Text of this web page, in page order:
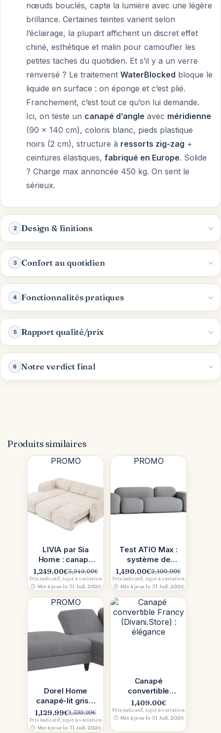
nœuds bouclés, capte la lumière avec une légère
brillance. Certaines teintes varient selon
l’éclairage, la plupart affichent un discret effet
chiné, esthétique et malin pour camoufler les
petites taches du quotidien. Et s’il y a un verre
renversé ? Le traitement WaterBlocked bloque le
liquide en surface : on éponge et c’est plié.
Franchement, c’est tout ce qu’on lui demande.
Ici, on teste un canapé d’angle avec méridienne
(90 x 140 cm), coloris blanc, pieds plastique
noirs (2 cm), structure à ressorts zig-zag +
ceintures élastiques, fabriqué en Europe. Solide
? Charge max annoncée 450 kg. On sent le
sérieux.
2 Design & finitions
3 Confort au quotidien
4 Fonctionnalités pratiques
5 Rapport qualité/prix
6 Notre verdict final
Produits similaires
PROMO
LIVIA par Sia
Home : canapé
d’angle
convertible
3,949.00€
Le
prix
initial
était :
3,949.00€.
1,249.00€Le
prix
actuel
est :
1,249.00€.
Prix indicatif, sujet à variation
Mis à jour le 31 Juil. 2026
PROMO
Test ATIO Max :
système de
canapés
modulable gris,
notre avis
complet
2,100.00€
Le
prix
initial
était :
2,100.00€.
1,490.00€Le
prix
actuel
est :
1,490.00€.
Prix indicatif, sujet à variation
Mis à jour le 31 Juil. 2026
PROMO
Dorel Home
canapé-lit gris à
suspension à
vagues : notre
test
1,399.99€
Le
prix
1,129.99€
Le
prix
Prix indicatif, sujet à variation
Mis à jour le 31 Juil. 2026
Canapé
convertible
Francy
(Divani.Store) :
élégance
1,409.00€
Prix indicatif, sujet à variation
Mis à jour le 31 Juil. 2026